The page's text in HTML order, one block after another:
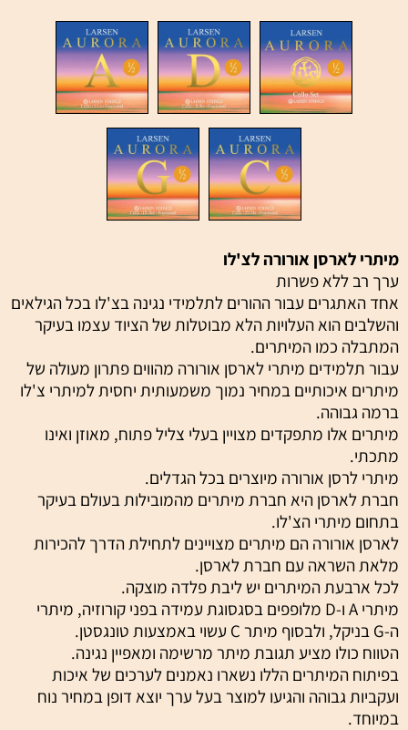
מיתרי לארסן אורורה לצ'לו
ערך רב ללא פשרות
אחד האתגרים עבור ההורים לתלמידי נגינה בצ'לו בכל הגילאים
והשלבים הוא העלויות הלא מבוטלות של הציוד עצמו בעיקר
המתבלה כמו המיתרים.
עבור תלמידים מיתרי לארסן אורורה מהווים פתרון מעולה של
מיתרים איכותיים במחיר נמוך משמעותית יחסית למיתרי צ'לו
ברמה גבוהה.
מיתרים אלו מתפקדים מצויין בעלי צליל פתוח, מאוזן ואינו
מתכתי.
מיתרי לרסן אורורה מיוצרים בכל הגדלים.
חברת לארסן היא חברת מיתרים מהמובילות בעולם בעיקר
בתחום מיתרי הצ'לו.
לארסן אורורה הם מיתרים מצויינים לתחילת הדרך להכירות
מלאת השראה עם חברת לארסן.
לכל ארבעת המיתרים יש ליבת פלדה מוצקה.
מיתרי A ו-D מלופפים בסגסוגת עמידה בפני קורוזיה, מיתרי
ה-G בניקל, ולבסוף מיתר C עשוי באמצעות טונגסטן.
הטווח כולו מציע תגובת מיתר מרשימה ומאפיין נגינה.
בפיתוח המיתרים הללו נשארו נאמנים לערכים של איכות
ועקביות גבוהה והגיעו למוצר בעל ערך יוצא דופן במחיר נוח
במיוחד.